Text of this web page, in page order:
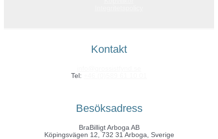
Kontakt
Tel:
Besöksadress
BraBilligt Arboga AB
Köpingsvägen 12, 732 31 Arboga, Sverige